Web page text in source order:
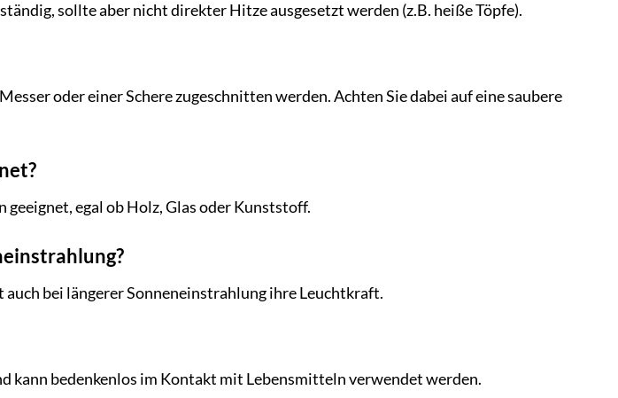
sollte aber nicht direkter Hitze ausgesetzt werden (z.B. heiße Töpfe).
oder einer Schere zugeschnitten werden. Achten Sie dabei auf eine saubere
egal ob Holz, Glas oder Kunststoff.
bei längerer Sonneneinstrahlung ihre Leuchtkraft.
kann bedenkenlos im Kontakt mit Lebensmitteln verwendet werden.